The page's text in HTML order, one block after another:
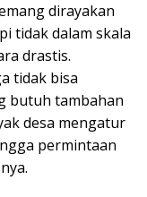
dirayakan
tidak dalam skala
drastis.
tidak bisa
butuh tambahan
desa mengatur
permintaan